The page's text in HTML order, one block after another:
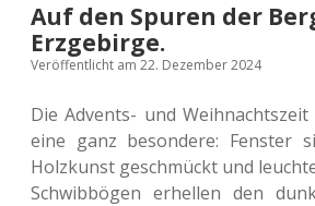
Auf den Spuren der
Erzgebirge.
Veröffentlicht am 22. Dezember 2024
Die Advents- und
eine ganz beson­de­re: Fens­ter
Holz­kunst geschmückt und
Schwib­bö­gen erhel­len den